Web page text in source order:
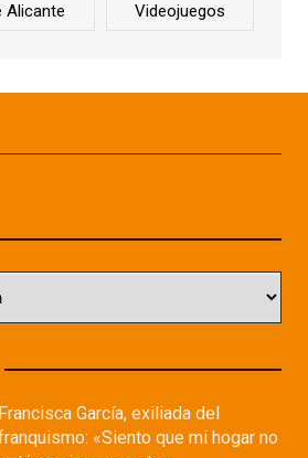
Alicante Videojuegos
Francisca García, exiliada del
«Siento que mi hogar no